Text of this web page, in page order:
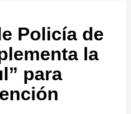
Policía de
la
para